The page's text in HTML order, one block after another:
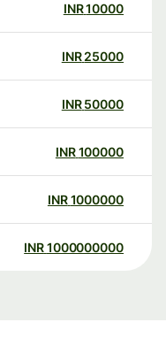
10000
INR
25000
INR
50000
INR
100000
INR
1000000
INR
1000000000
INR